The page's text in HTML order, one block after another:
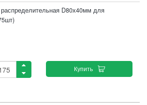
D80х40мм для
Купить